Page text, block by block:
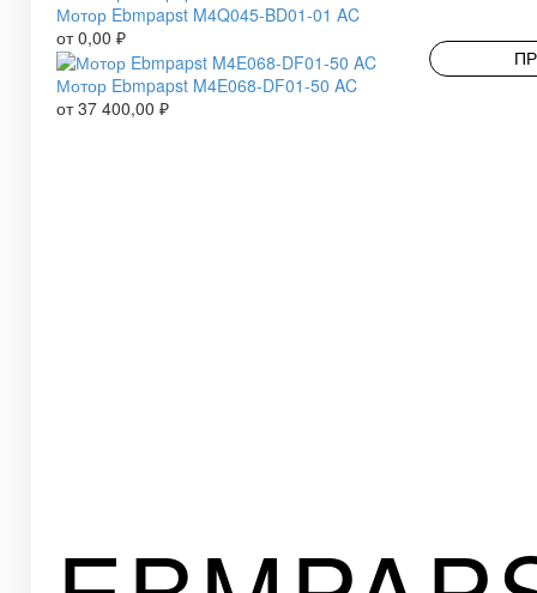
Мотор Ebmpapst M4Q045-BD01-01 AC
от0,00 ₽
Мотор Ebmpapst M4E068-DF01-50 AC
от37 400,00 ₽